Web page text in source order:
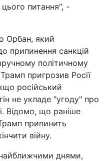
питання", -
Орбан, який
припинення санкцій
політичному
пригрозив Росії
російський
не укладе "угоду" про
Відомо, що раніше
припинить
війну.
днями,